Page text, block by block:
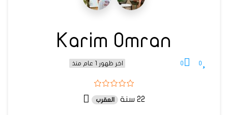
Karim Omran
0
0 اخر ظهور 1 عام منذ
22 سنة العقرب